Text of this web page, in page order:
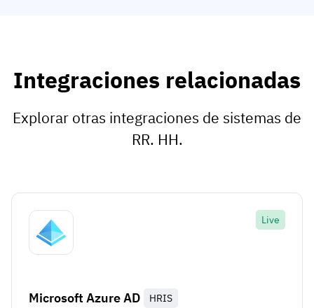
Integraciones relacionadas
Explorar otras integraciones de sistemas de
RR. HH.
Live
Microsoft Azure AD HRIS